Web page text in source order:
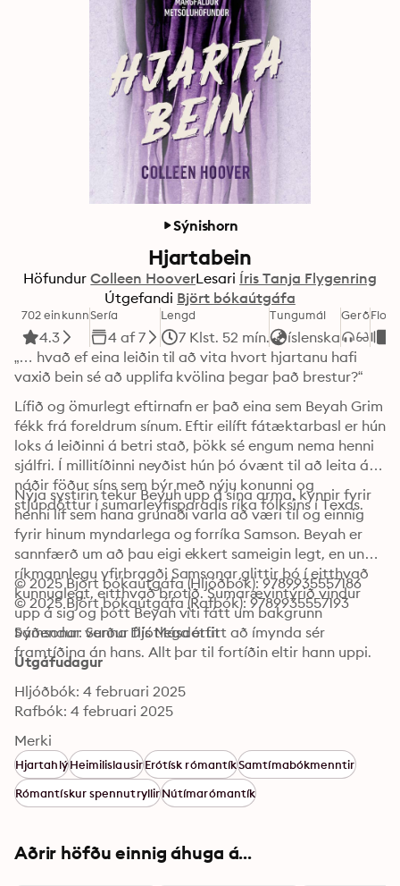
Sýnishorn
Hjartabein
Höfundur Colleen HooverLesari Íris Tanja Flygenring
Útgefandi Björt bókaútgáfa
702 einkunn
4.3
Sería
4 af 7
Lengd
7 Klst. 52 mín.
Tungumál
íslenska
Gerð
„… hvað ef eina leiðin til að vita hvort hjartanu hafi
vaxið bein sé að upplifa kvölina þegar það brestur?“
Lífið og ömurlegt eftirnafn er það eina sem Beyah Grim
fékk frá foreldrum sínum. Eftir eilíft fátæktarbasl er hún
loks á leiðinni á betri stað, þökk sé engum nema henni
sjálfri. Í millitíðinni neyðist hún þó óvænt til að leita á
náðir föður síns sem býr með nýju konunni og
stjúpdóttur í sumarleyfisparadís ríka fólksins í Texas.
Nýja systirin tekur Beyuh upp á sína arma, kynnir fyrir
henni líf sem hana grunaði varla að væri til og einnig
fyrir hinum myndarlega og forríka Samson. Beyah er
sannfærð um að þau eigi ekkert sameigin legt, en undir
ríkmannlegu yfirbragði Samsonar glittir þó í eitthvað
kunnuglegt, eitthvað brotið. Sumarævintýrið vindur
upp á sig og þótt Beyah viti fátt um bakgrunn
Samsonar verður fljótlega erfitt að ímynda sér
framtíðina án hans. Allt þar til fortíðin eltir hann uppi.
© 2025 Björt bókaútgáfa (Hljóðbók): 9789935557186
© 2025 Björt bókaútgáfa (Rafbók): 9789935557193
Þýðendur: Sunna Dís Másdóttir
Útgáfudagur
Hljóðbók: 4 februari 2025
Rafbók: 4 februari 2025
Merki
HjartahlýHeimilislausirErótísk rómantíkSamtímabókmenntir
Rómantískur spennutryllirNútímarómantík
Aðrir höfðu einnig áhuga á...